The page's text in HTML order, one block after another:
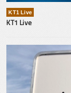
KT1 Live
KT1 Live